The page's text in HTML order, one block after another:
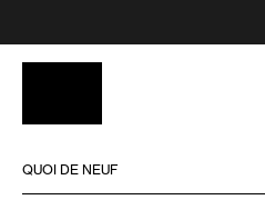
QUOI DE NEUF